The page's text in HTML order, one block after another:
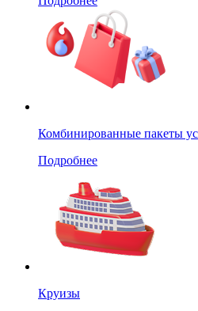
Комбинированные пакеты
Подробнее
Круизы